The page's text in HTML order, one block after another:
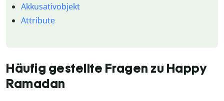
Akkusativobjekt
Attribute
Häufig gestellte Fragen zu Happy
Ramadan